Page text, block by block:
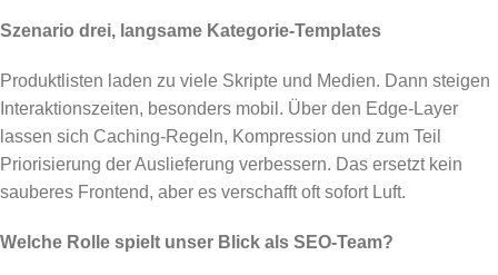
Szenario drei, langsame Kategorie-Templates
Produktlisten laden zu viele Skripte und Medien. Dann steigen
Interaktionszeiten, besonders mobil. Über den Edge-Layer
lassen sich Caching-Regeln, Kompression und zum Teil
Priorisierung der Auslieferung verbessern. Das ersetzt kein
sauberes Frontend, aber es verschafft oft sofort Luft.
Welche Rolle spielt unser Blick als SEO-Team?